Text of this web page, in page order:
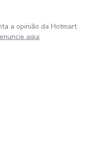
a opinião da Hotmart.
aqui